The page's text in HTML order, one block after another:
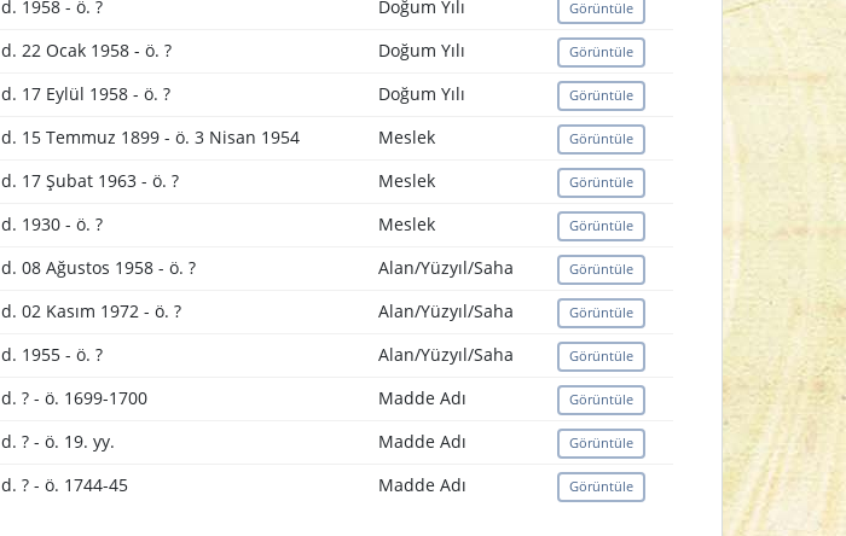
d. 1958 - ö. ? Doğum Yılı Görüntüle
d. 22 Ocak 1958 - ö. ? Doğum Yılı Görüntüle
d. 17 Eylül 1958 - ö. ? Doğum Yılı Görüntüle
d. 15 Temmuz 1899 - ö. 3 Nisan 1954 Meslek Görüntüle
d. 17 Şubat 1963 - ö. ? Meslek Görüntüle
d. 1930 - ö. ? Meslek Görüntüle
d. 08 Ağustos 1958 - ö. ? Alan/Yüzyıl/Saha Görüntüle
d. 02 Kasım 1972 - ö. ? Alan/Yüzyıl/Saha Görüntüle
d. 1955 - ö. ? Alan/Yüzyıl/Saha Görüntüle
d. ? - ö. 1699-1700 Madde Adı Görüntüle
d. ? - ö. 19. yy. Madde Adı Görüntüle
d. ? - ö. 1744-45 Madde Adı Görüntüle